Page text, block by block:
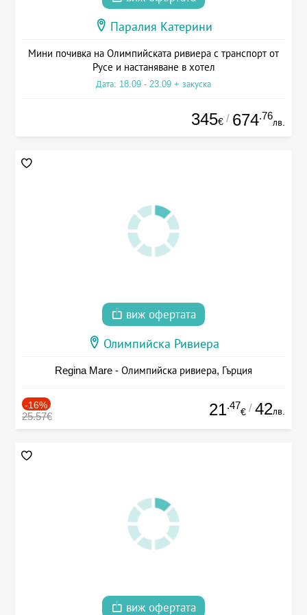
Паралия Катерини
Мини почивка на Олимпийската ривиера с транспорт от
Русе и настаняване в хотел
Дата: 18.09 - 23.09 + закуска
345€ / 674.76
лв.
виж офертата
Олимпийска Ривиера
Regina Mare - Олимпийска ривиера, Гърция
-16%
25.57€ 21.47
€ / 42лв.
виж офертата